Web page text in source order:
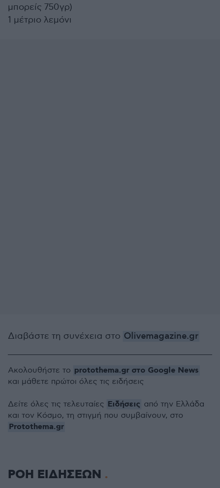
μπορείς 750γρ)
1 μέτριο λεμόνι
Διαβάστε τη συνέχεια στο Olivemagazine.gr
Ακολουθήστε το protothema.gr στο Google News
και μάθετε πρώτοι όλες τις ειδήσεις
Δείτε όλες τις τελευταίες Ειδήσεις από την Ελλάδα
και τον Κόσμο, τη στιγμή που συμβαίνουν, στο
Protothema.gr
ΡΟΗ ΕΙΔΗΣΕΩΝ